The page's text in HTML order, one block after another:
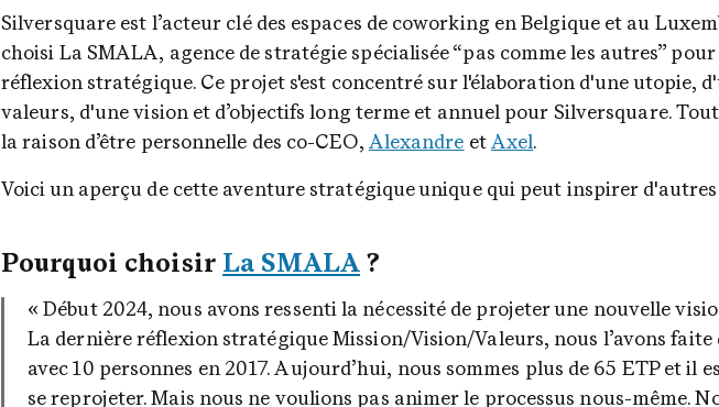
Silversquare est l’acteur clé des espaces de coworking en Belgique et au
choisi La SMALA, agence de stratégie spécialisée “pas comme les autres”
réflexion stratégique. Ce projet s'est concentré sur l'élaboration d'une utopie,
valeurs, d'une vision et d’objectifs long terme et annuel pour Silversquare.
la raison d’être personnelle des co-CEO, Alexandre et Axel.
Voici un aperçu de cette aventure stratégique unique qui peut inspirer
Pourquoi choisir La SMALA ?
« Début 2024, nous avons ressenti la nécessité de projeter une nouvelle
La dernière réflexion stratégique Mission/Vision/Valeurs, nous l’avons faite
avec 10 personnes en 2017. Aujourd’hui, nous sommes plus de 65 ETP et il
se reprojeter. Mais nous ne voulions pas animer le processus nous-même.